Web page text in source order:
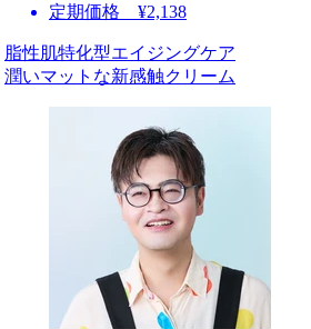
定期価格 ¥2,138
脂性肌特化型エイジングケア
潤いマットな新感触クリーム